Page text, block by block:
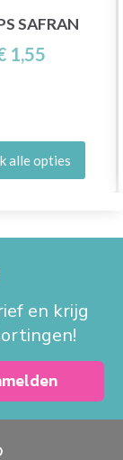
SAFRAN
1,55
alle opties
en krijg